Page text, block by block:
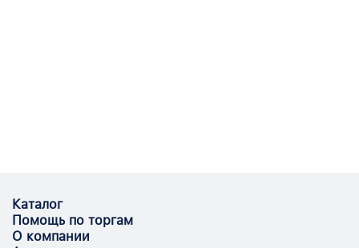
Каталог
Помощь по торгам
О компании